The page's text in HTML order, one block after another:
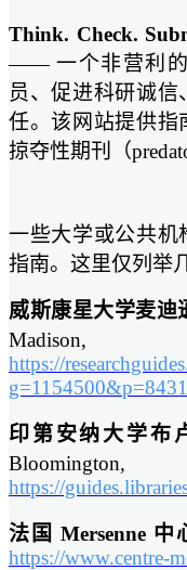
Think. Check.
—— 一个非营利的
员、促进科研诚
任。该网站提供指
掠夺性期刊（
一些大学或公共机
指南。这里仅列举
威斯康星大学麦迪
https://
印第安纳大学布
https://
法国 Mersenne 中
https://www.centre-